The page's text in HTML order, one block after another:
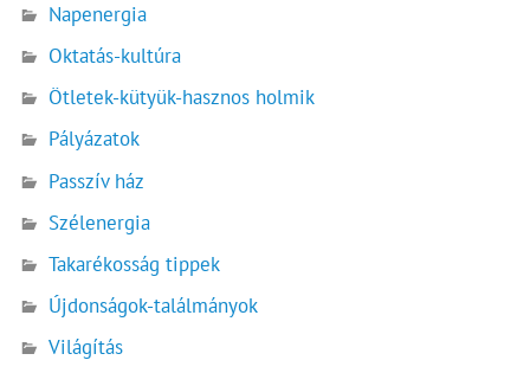
Napenergia
Oktatás-kultúra
Ötletek-kütyük-hasznos holmik
Pályázatok
Passzív ház
Szélenergia
Takarékosság tippek
Újdonságok-találmányok
Világítás